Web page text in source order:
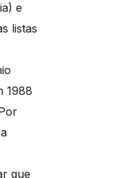
e
listas
1988
que